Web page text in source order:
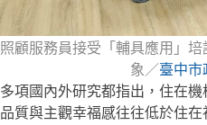
照顧服務員接受「輔具應用」
象／臺中市
多項國內外研究都指出，住在
品質與主觀幸福感往往低於住